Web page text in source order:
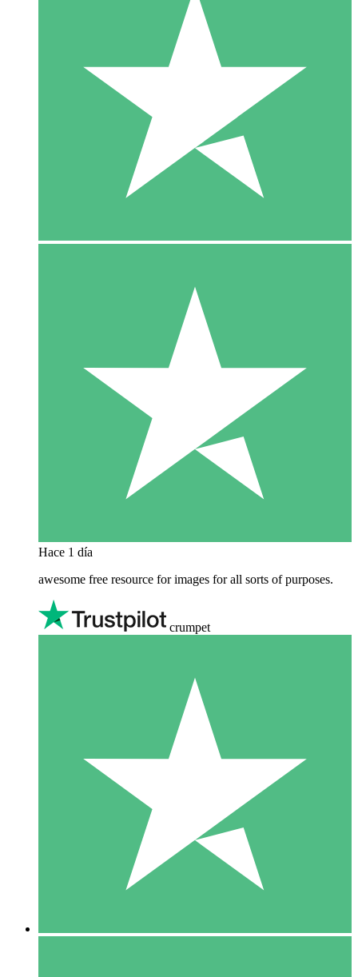
Hace 1 día
awesome free resource for images for all sorts of purposes.
crumpet